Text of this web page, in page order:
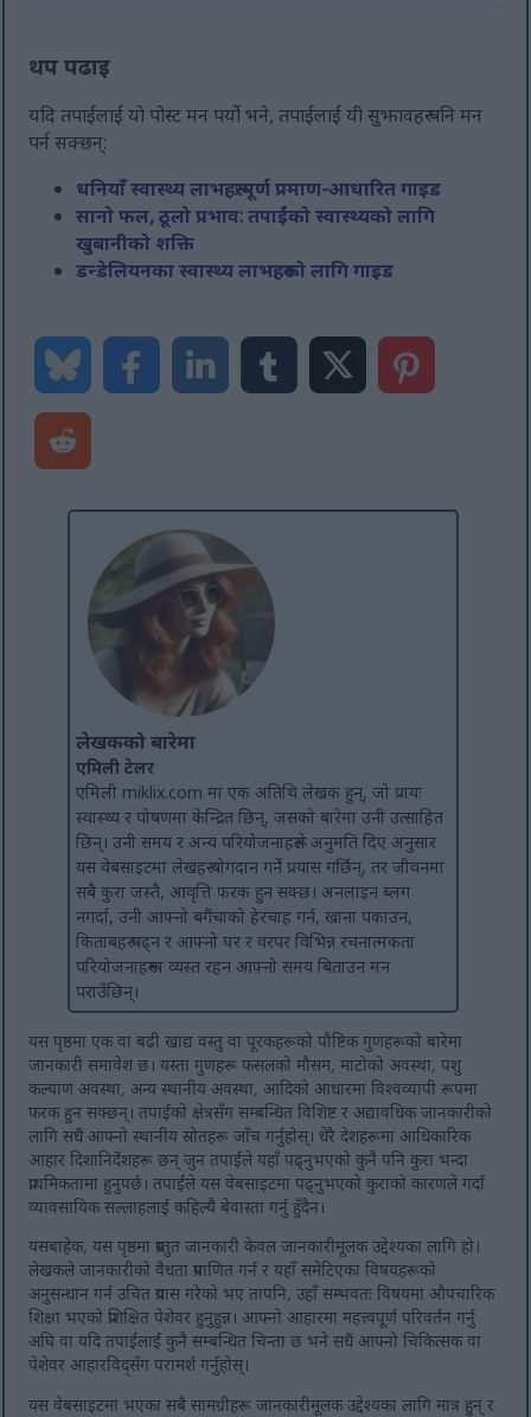
थप पढाइ
यदि तपाईंलाई यो पोस्ट मन पर्यो भने, तपाईंलाई यी सुझावहरू पनि मन
पर्न सक्छन्:
धनियाँ स्वास्थ्य लाभहरू: पूर्ण प्रमाण-आधारित गाइड
सानो फल, ठूलो प्रभाव: तपाईंको स्वास्थ्यको लागि
खुबानीको शक्ति
डन्डेलियनका स्वास्थ्य लाभहरूको लागि गाइड
लेखकको बारेमा
एमिली टेलर
एमिली miklix.com मा एक अतिथि लेखक हुन्, जो प्रायः
स्वास्थ्य र पोषणमा केन्द्रित छिन्, जसको बारेमा उनी उत्साहित
छिन्। उनी समय र अन्य परियोजनाहरूले अनुमति दिए अनुसार
यस वेबसाइटमा लेखहरू योगदान गर्ने प्रयास गर्छिन्, तर जीवनमा
सबै कुरा जस्तै, आवृत्ति फरक हुन सक्छ। अनलाइन ब्लग
नगर्दा, उनी आफ्नो बगैंचाको हेरचाह गर्न, खाना पकाउन,
किताबहरू पढ्न र आफ्नो घर र वरपर विभिन्न रचनात्मकता
परियोजनाहरूमा व्यस्त रहन आफ्नो समय बिताउन मन
पराउँछिन्।
यस पृष्ठमा एक वा बढी खाद्य वस्तु वा पूरकहरूको पौष्टिक गुणहरूको बारेमा
जानकारी समावेश छ। यस्ता गुणहरू फसलको मौसम, माटोको अवस्था, पशु
कल्याण अवस्था, अन्य स्थानीय अवस्था, आदिको आधारमा विश्वव्यापी रूपमा
फरक हुन सक्छन्। तपाईंको क्षेत्रसँग सम्बन्धित विशिष्ट र अद्यावधिक जानकारीको
लागि सधैं आफ्नो स्थानीय स्रोतहरू जाँच गर्नुहोस्। धेरै देशहरूमा आधिकारिक
आहार दिशानिर्देशहरू छन् जुन तपाईंले यहाँ पढ्नुभएको कुनै पनि कुरा भन्दा
प्राथमिकतामा हुनुपर्छ। तपाईंले यस वेबसाइटमा पढ्नुभएको कुराको कारणले गर्दा
व्यावसायिक सल्लाहलाई कहिल्यै बेवास्ता गर्नु हुँदैन।
यसबाहेक, यस पृष्ठमा प्रस्तुत जानकारी केवल जानकारीमूलक उद्देश्यका लागि हो।
लेखकले जानकारीको वैधता प्रमाणित गर्न र यहाँ समेटिएका विषयहरूको
अनुसन्धान गर्न उचित प्रयास गरेको भए तापनि, उहाँ सम्भवतः विषयमा औपचारिक
शिक्षा भएको प्रशिक्षित पेशेवर हुनुहुन्न। आफ्नो आहारमा महत्त्वपूर्ण परिवर्तन गर्नु
अघि वा यदि तपाईंलाई कुनै सम्बन्धित चिन्ता छ भने सधैं आफ्नो चिकित्सक वा
पेशेवर आहारविद्सँग परामर्श गर्नुहोस्।
यस वेबसाइटमा भएका सबै सामग्रीहरू जानकारीमूलक उद्देश्यका लागि मात्र हुन् र